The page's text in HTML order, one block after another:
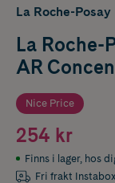
La Roche-Posay
La Roche-
AR
Nice Price
254 kr
Finns i lager, hos
Fri frakt Instabox